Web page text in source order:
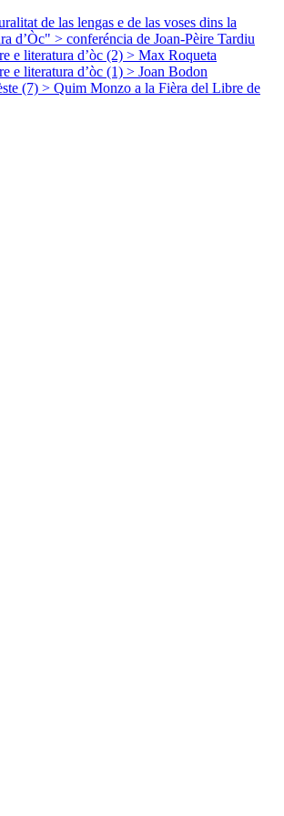
de las lengas e de las voses dins la
d’Òc" > conferéncia de Joan-Pèire Tardiu
e literatura d’òc (2) > Max Roqueta
e literatura d’òc (1) > Joan Bodon
(7) > Quim Monzo a la Fièra del Libre de